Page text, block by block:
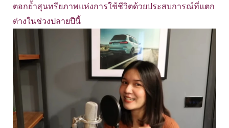
ตอกย้ำสุนทรียภาพแห่งการใช้ชีวิตด้วยประสบการณ์ที่แตก
ต่างในช่วงปลายปีนี้